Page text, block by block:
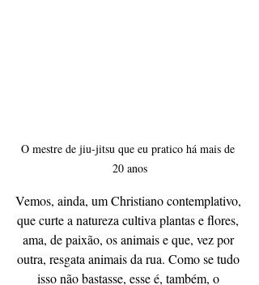
O mestre de jiu-jitsu que eu pratico há mais de
20 anos
Vemos, ainda, um Christiano contemplativo,
que curte a natureza cultiva plantas e flores,
ama, de paixão, os animais e que, vez por
outra, resgata animais da rua. Como se tudo
isso não bastasse, esse é, também, o